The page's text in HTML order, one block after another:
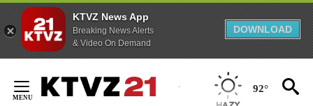
KTVZ News App
Breaking News Alerts
& Video On Demand
DOWNLOAD
Content
92°